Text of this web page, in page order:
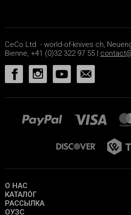
CeCo Ltd. - world-of-knives.ch,
Bienne, +41 (0)32 322 97 55 |
О НАС
КАТАЛО́Г
РАССЫЛКА
ОУЗС